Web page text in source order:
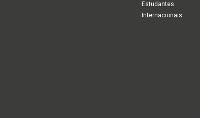
Estudantes
Internacionais